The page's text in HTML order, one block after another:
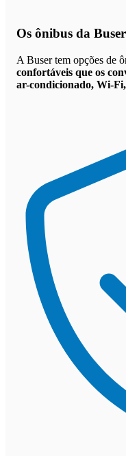
Os ônibus da
A Buser tem opções de
confortáveis que os
ar-condicionado, Wi-